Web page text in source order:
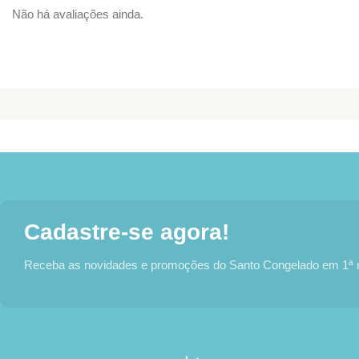
Não há avaliações ainda.
Cadastre-se agora!
Receba as novidades e promoções do Santo Congelado em 1ª